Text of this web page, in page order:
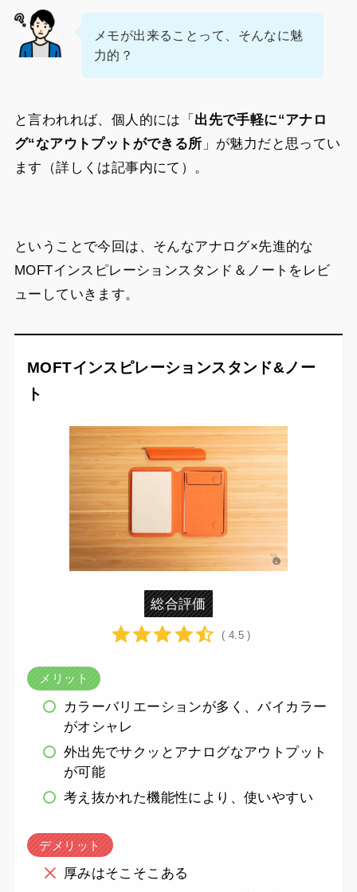
メモが出来ることって、そんなに魅
力的？
と言われれば、個人的には「 出先で手軽に“アナロ
グ“なアウトプットができる所 」が魅力だと思ってい
ます（詳しくは記事内にて）。
ということで今回は、そんなアナログ×先進的な
MOFTインスピレーションスタンド＆ノートをレビ
ューしていきます。
MOFTインスピレーションスタンド&ノー
ト
総合評価
( 4.5 )
メリット
カラーバリエーションが多く、バイカラー
がオシャレ
外出先でサクッとアナログなアウトプット
が可能
考え抜かれた機能性により、使いやすい
デメリット
厚みはそこそこある